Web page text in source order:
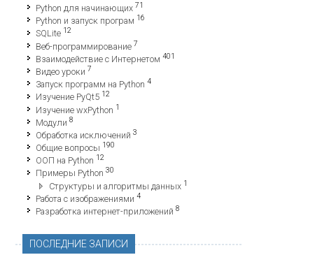
Python для начинающих 71
Python и запуск програм 16
SQLite 12
Веб-программирование 7
Взаимодействие с Интернетом 401
Видео уроки 7
Запуск программ на Python 4
Изучение PyQt5 12
Изучение wxPython 1
Модули 8
Обработка исключений 3
Общие вопросы 190
ООП на Python 12
Примеры Python 30
Структуры и алгоритмы данных 1
Работа с изображениями 4
Разработка интернет-приложений 8
ПОСЛЕДНИЕ ЗАПИСИ